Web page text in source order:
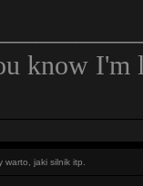
know I'm
warto, jaki silnik itp.